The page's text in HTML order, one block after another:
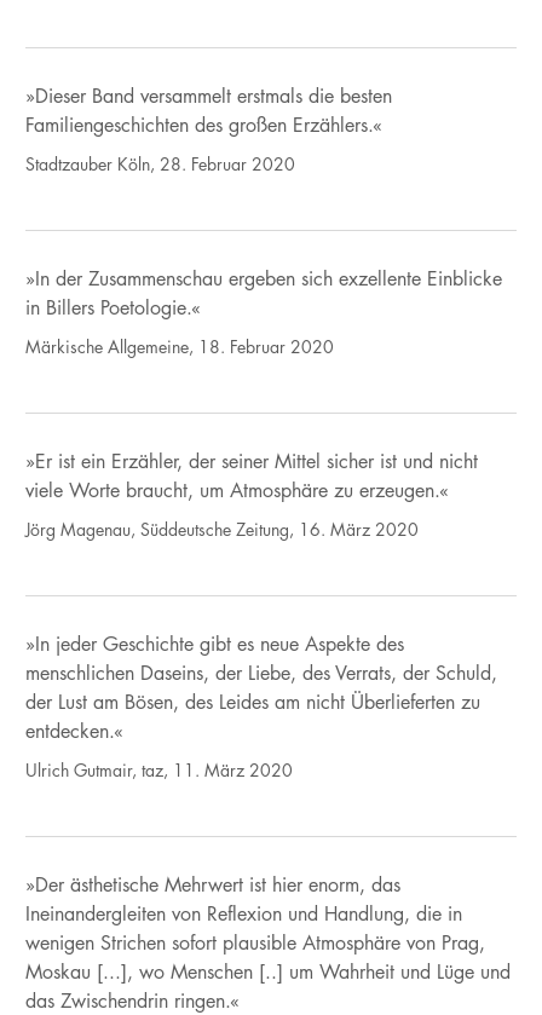
»Dieser Band versammelt erstmals die besten
Familiengeschichten des großen Erzählers.«
Stadtzauber Köln, 28. Februar 2020
»In der Zusammenschau ergeben sich exzellente Einblicke
in Billers Poetologie.«
Märkische Allgemeine, 18. Februar 2020
»Er ist ein Erzähler, der seiner Mittel sicher ist und nicht
viele Worte braucht, um Atmosphäre zu erzeugen.«
Jörg Magenau, Süddeutsche Zeitung, 16. März 2020
»In jeder Geschichte gibt es neue Aspekte des
menschlichen Daseins, der Liebe, des Verrats, der Schuld,
der Lust am Bösen, des Leides am nicht Überlieferten zu
entdecken.«
Ulrich Gutmair, taz, 11. März 2020
»Der ästhetische Mehrwert ist hier enorm, das
Ineinandergleiten von Reflexion und Handlung, die in
wenigen Strichen sofort plausible Atmosphäre von Prag,
Moskau [...], wo Menschen [..] um Wahrheit und Lüge und
das Zwischendrin ringen.«